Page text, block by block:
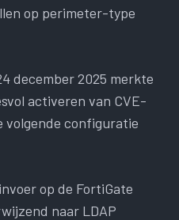
op perimeter-type
december 2025 merkte
activeren van CVE-
volgende configuratie
op de FortiGate
naar LDAP